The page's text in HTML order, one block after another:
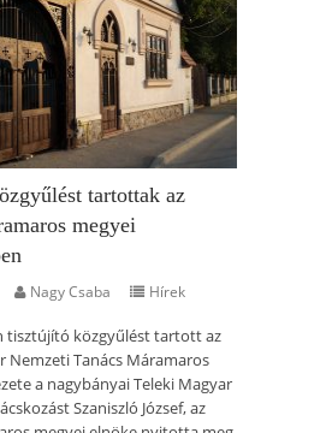
tartottak az
megyei
Nagy Csaba Hírek
tisztújító közgyűlést tartott az
Nemzeti Tanács Máramaros
a nagybányai Teleki Magyar
Szaniszló József, az